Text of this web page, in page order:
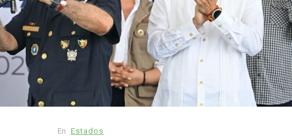
En Estados
Holland celebran
en
0 958 palabras
secreta
Day
En Principal Salud
Muchos fumadores aún
desconocen los riesgos del
tabaco: estudio revela
preocupante falta de